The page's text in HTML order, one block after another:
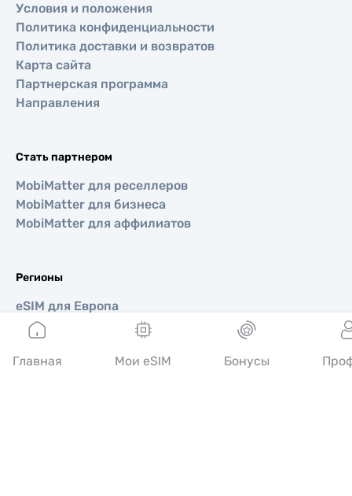
Условия и положения
Политика конфиденциальности
Политика доставки и возвратов
Карта сайта
Партнерская программа
Направления
Стать партнером
MobiMatter для реселлеров
MobiMatter для бизнеса
MobiMatter для аффилиатов
Регионы
eSIM для Европа
eSIM для Азия
eSIM для Америка
eSIM для Ближний Восток
Главная Мои eSIM Бонусы